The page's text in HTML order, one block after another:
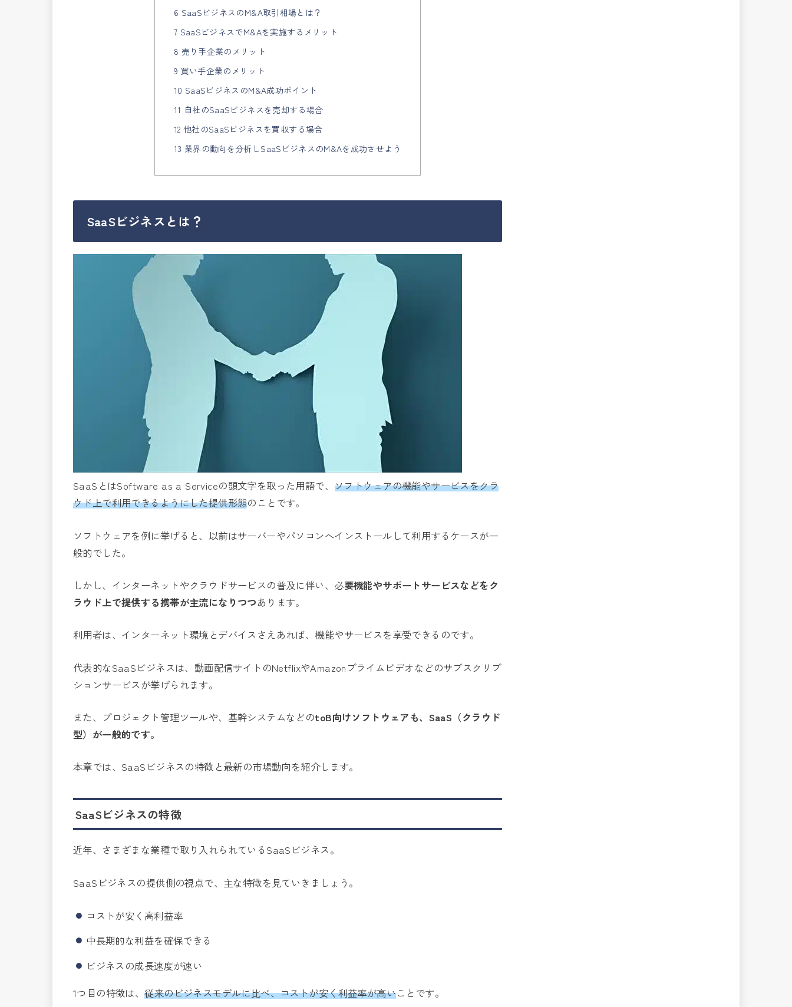
6 SaaSビジネスのM&A取引相場とは？
7 SaaSビジネスでM&Aを実施するメリット
8 売り手企業のメリット
9 買い手企業のメリット
10 SaaSビジネスのM&A成功ポイント
11 自社のSaaSビジネスを売却する場合
12 他社のSaaSビジネスを買収する場合
13 業界の動向を分析しSaaSビジネスのM&Aを成功させよう
SaaSビジネスとは？
SaaSとはSoftware as a Serviceの頭文字を取った用語で、 ソフトウェアの機能やサービスをクラ
ウド上で利用できるようにした提供形態のことです。
ソフトウェアを例に挙げると、以前はサーバーやパソコンへインストールして利用するケースが一
般的でした。
しかし、インターネットやクラウドサービスの普及に伴い、必要機能やサポートサービスなどをク
ラウド上で提供する携帯が主流になりつつあります。
利用者は、インターネット環境とデバイスさえあれば、機能やサービスを享受できるのです。
代表的なSaaSビジネスは、動画配信サイトのNetflixやAmazonプライムビデオなどのサブスクリプ
ションサービスが挙げられます。
また、プロジェクト管理ツールや、基幹システムなどのtoB向けソフトウェアも、SaaS（クラウド
型）が一般的です。
本章では、SaaSビジネスの特徴と最新の市場動向を紹介します。
SaaSビジネスの特徴
近年、さまざまな業種で取り入れられているSaaSビジネス。
SaaSビジネスの提供側の視点で、主な特徴を見ていきましょう。
コストが安く高利益率
中長期的な利益を確保できる
ビジネスの成長速度が速い
1つ目の特徴は、従来のビジネスモデルに比べ、コストが安く利益率が高いことです。